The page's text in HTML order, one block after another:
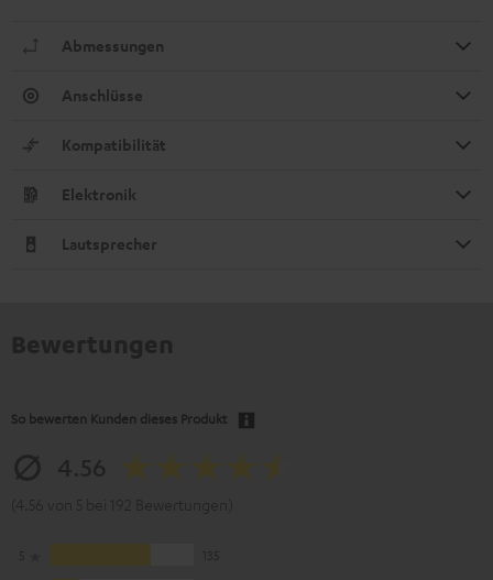
Abmessungen
Anschlüsse
Kompatibilität
Elektronik
Lautsprecher
So bewerten Kunden dieses Produkt